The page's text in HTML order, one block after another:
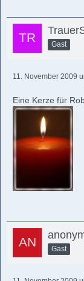
Gast
11. November 2009
Eine Kerze für
Gast